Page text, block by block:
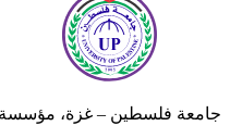
جدول الامتحانات النهائية
جامعة فلسطين – غزة، مؤسسة تعليمية خاصة تأسست عام 2005، تقدّم برامج متنوعــة